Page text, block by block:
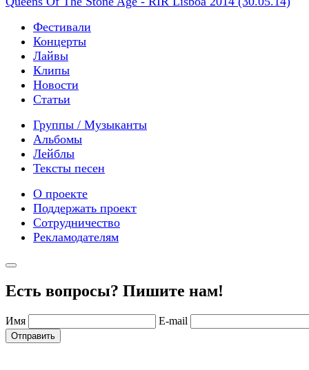
Фестивали
Концерты
Лайвы
Клипы
Новости
Статьи
Группы / Музыканты
Альбомы
Лейблы
Тексты песен
О проекте
Поддержать проект
Сотрудничество
Рекламодателям
Есть вопросы? Пишите нам!
Имя E-mail